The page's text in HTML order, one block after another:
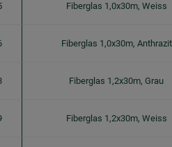
Fiberglas 1,0x30m, Weiss
Fiberglas 1,0x30m, Anthrazit
Fiberglas 1,2x30m, Grau
Fiberglas 1,2x30m, Weiss